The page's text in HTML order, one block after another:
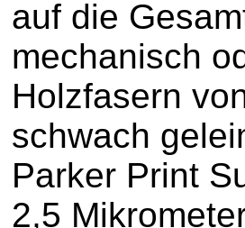
auf die
mechanisch
Holzfasern
schwach
Parker Print
2,5